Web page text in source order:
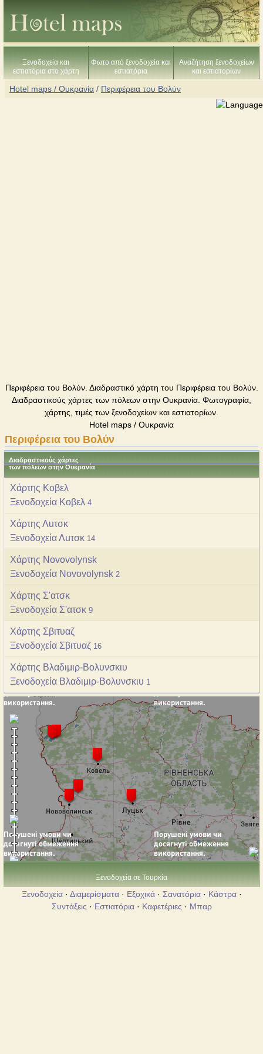
Ξενοδοχεία και
εστιατόρια στο χάρτη
Φωτο από ξενοδοχεία και
εστιατόρια
Αναζήτηση ξενοδοχείων
και εστιατορίων
Hotel maps / Ουκρανία / Περιφέρεια του Βολύν
Περιφέρεια του Βολύν. Διαδραστικό χάρτη του Περιφέρεια του Βολύν.
Διαδραστικούς χάρτες των πόλεων στην Ουκρανία. Φωτογραφία,
χάρτης, τιμές των ξενοδοχείων και εστιατορίων.
Hotel maps / Ουκρανία
Περιφέρεια του Βολύν
Διαδραστικούς χάρτες
των πόλεων στην Ουκρανία
Χάρτης Κοβελ
Ξενοδοχεία Κοβελ 4
Χάρτης Λuτσκ
Ξενοδοχεία Λuτσκ 14
Χάρτης Novovolynsk
Ξενοδοχεία Novovolynsk 2
Χάρτης Σ'ατσκ
Ξενοδοχεία Σ'ατσκ 9
Χάρτης Σβιτυαζ
Ξενοδοχεία Σβιτυαζ 16
Χάρτης Bλαδιμιρ-Bολυνσκιυ
Ξενοδοχεία Bλαδιμιρ-Bολυνσκιυ 1
Ξενοδοχεία σε Τουρκία
Ξενοδοχεία· Διαμερίσματα· Εξοχικά· Σανατόρια· Κάστρα·
Συντάξεις · Εστιατόρια· Καφετέριες · Μπαρ